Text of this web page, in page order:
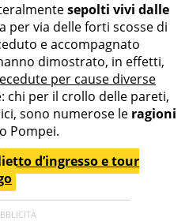
sepolti vivi dalle
per via delle forti scosse di
e accompagnato
dimostrato, in effetti,
per cause diverse
chi per il crollo delle pareti,
sono numerose le ragioni
Pompei.
d’ingresso e tour